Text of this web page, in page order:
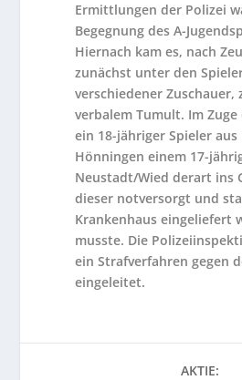
Ermittlungen der Polizei
Begegnung des A-
Hiernach kam es, nach
zunächst unter den
verschiedener
verbalem Tumult. Im Zuge
ein 18-jähriger Spieler aus
Hönningen einem 17-
Neustadt/Wied derart ins
dieser notversorgt und
Krankenhaus eingeliefert
musste. Die
ein Strafverfahren gegen
eingeleitet.
AKTIE: